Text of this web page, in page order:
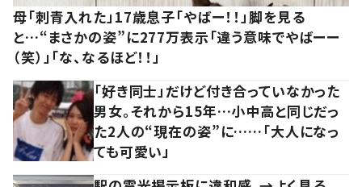
母「刺青入れた」17歳息子「やばー！！」脚を見る
と…“まさかの姿”に277万表示「違う意味でやばーー
（笑）」「な、なるほど！！」
「好き同士」だけど付き合っていなかった
男女。それから15年…小中高と同じだっ
た2人の“現在の姿”に……「大人になっ
ても可愛い」